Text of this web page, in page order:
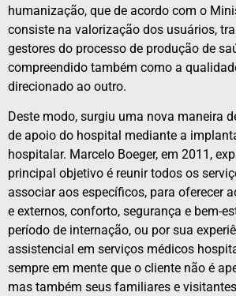
humanização, que de acordo com o
consiste na valorização dos usuários,
gestores do processo de produção de
compreendido também como a
direcionado ao outro.
Deste modo, surgiu uma nova maneira
de apoio do hospital mediante a
hospitalar. Marcelo Boeger, em 2011,
principal objetivo é reunir todos os
associar aos específicos, para oferecer
e externos, conforto, segurança e bem-
período de internação, ou por sua
assistencial em serviços médicos
sempre em mente que o cliente não é
mas também seus familiares e